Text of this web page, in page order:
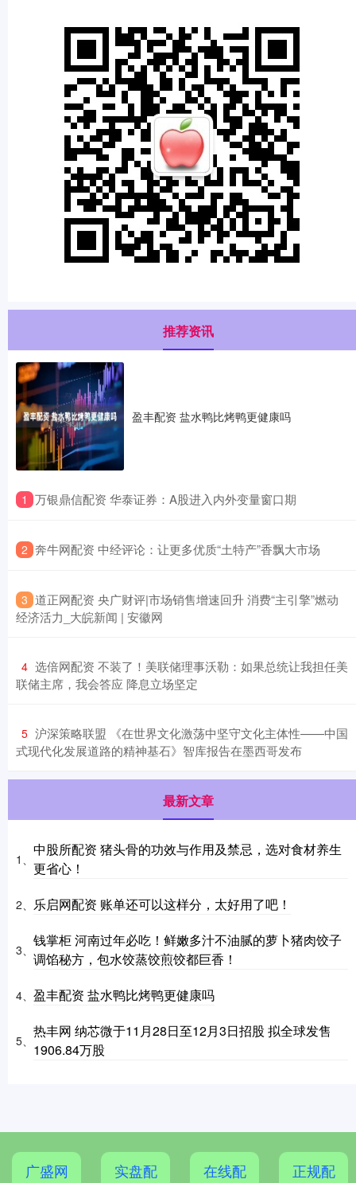
推荐资讯
盈丰配资 盐水鸭比烤鸭更健康吗
1 ​万银鼎信配资 华泰证券：A股进入内外变量窗口期
2 ​奔牛网配资 中经评论：让更多优质“土特产”香飘大市场
3 ​道正网配资 央广财评|市场销售增速回升 消费“主引擎”燃动
经济活力_大皖新闻 | 安徽网
4 ​选倍网配资 不装了！美联储理事沃勒：如果总统让我担任美
联储主席，我会答应 降息立场坚定
5 ​沪深策略联盟 《在世界文化激荡中坚守文化主体性——中国
式现代化发展道路的精神基石》智库报告在墨西哥发布
最新文章
1、
中股所配资 猪头骨的功效与作用及禁忌，选对食材养生
更省心！
2、 乐启网配资 账单还可以这样分，太好用了吧！
3、
钱掌柜 河南过年必吃！鲜嫩多汁不油腻的萝卜猪肉饺子
调馅秘方，包水饺蒸饺煎饺都巨香！
4、 盈丰配资 盐水鸭比烤鸭更健康吗
5、
热丰网 纳芯微于11月28日至12月3日招股 拟全球发售
1906.84万股
广盛网
实盘配
在线配
正规配